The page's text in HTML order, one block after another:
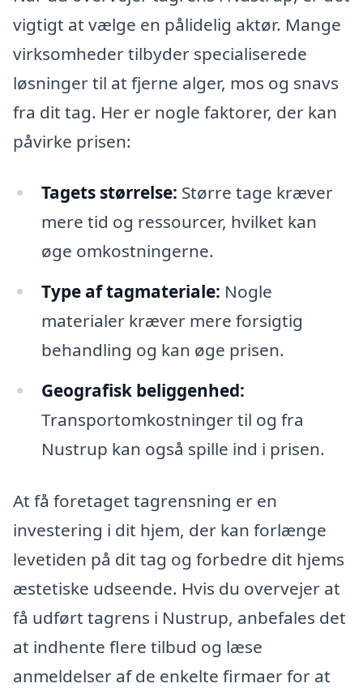
vigtigt at vælge en pålidelig aktør. Mange
virksomheder tilbyder specialiserede
løsninger til at fjerne alger, mos og snavs
fra dit tag. Her er nogle faktorer, der kan
påvirke prisen:
Tagets størrelse: Større tage kræver
mere tid og ressourcer, hvilket kan
øge omkostningerne.
Type af tagmateriale: Nogle
materialer kræver mere forsigtig
behandling og kan øge prisen.
Geografisk beliggenhed:
Transportomkostninger til og fra
Nustrup kan også spille ind i prisen.
At få foretaget tagrensning er en
investering i dit hjem, der kan forlænge
levetiden på dit tag og forbedre dit hjems
æstetiske udseende. Hvis du overvejer at
få udført tagrens i Nustrup, anbefales det
at indhente flere tilbud og læse
anmeldelser af de enkelte firmaer for at